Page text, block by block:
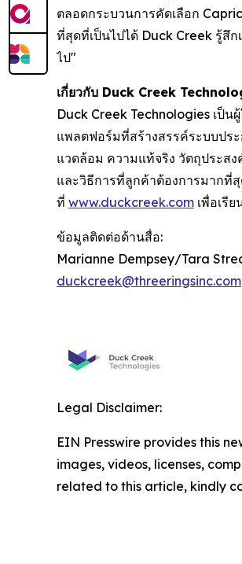
ตลอดกระบวนการคัดเลือก
ที่สุดที่เป็นไปได้ Duck Creek รู้สึ
ไป"
เกี่ยวกับ Duck Creek
Duck Creek Technologies เป็
แพลตฟอร์มที่สร้างสรรค์ระบบปร
แวดล้อม ความแท้จริง วัตถุประส
และวิธีการที่ลูกค้าต้องการมากที่
ที่ www.duckcreek.com เพื่อเรี
ข้อมูลติดต่อด้านสื่อ:
Marianne Dempsey/Tara
duckcreek@threeringsinc.com
Legal Disclaimer:
EIN Presswire provides this
images, videos, licenses,
related to this article, kindly